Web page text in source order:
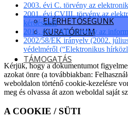
ELÉRHETŐSÉGÜNK
KURATÓRIUM
TÁMOGATÁS
2003. évi C. törvény az
2001. évi CVIII. törvény az
kérdéseiről
2011. évi CXII. törvény az
2002/58/EK irányelv (2002.
védelméről (“Elektronikus
Kérjük, hogy a dokumentumot
azokat önre (a továbbiakban:
weboldalon történő cookie-kezelésre
meg és olvassa át azon weboldal saját
A COOKIE / SÜTI